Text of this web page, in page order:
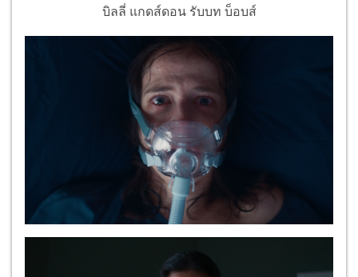
บิลลี่ แกดส์ดอน รับบท บ็อบส์